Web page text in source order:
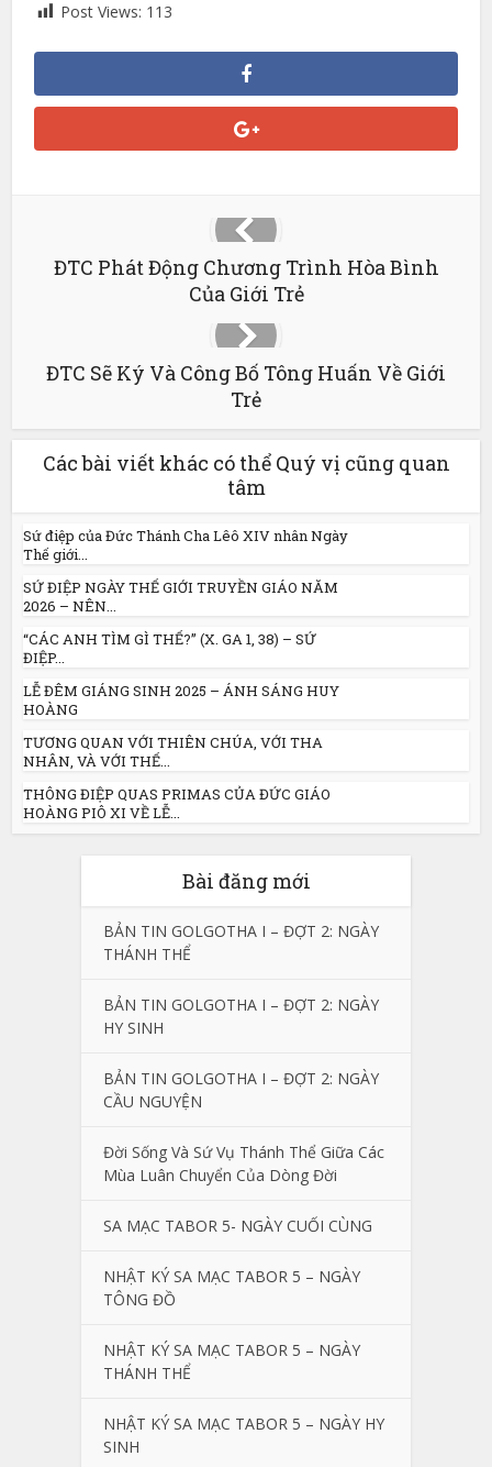
Post Views: 113
ĐTC Phát Động Chương Trình Hòa Bình
Của Giới Trẻ
ĐTC Sẽ Ký Và Công Bố Tông Huấn Về Giới
Trẻ
Các bài viết khác có thể Quý vị cũng quan
tâm
Sứ điệp của Đức Thánh Cha Lêô XIV nhân Ngày
Thế giới...
SỨ ĐIỆP NGÀY THẾ GIỚI TRUYỀN GIÁO NĂM
2026 – NÊN...
“CÁC ANH TÌM GÌ THẾ?” (X. GA 1, 38) – SỨ
ĐIỆP...
LỄ ĐÊM GIÁNG SINH 2025 – ÁNH SÁNG HUY
HOÀNG
TƯƠNG QUAN VỚI THIÊN CHÚA, VỚI THA
NHÂN, VÀ VỚI THẾ...
THÔNG ĐIỆP QUAS PRIMAS CỦA ĐỨC GIÁO
HOÀNG PIÔ XI VỀ LỄ...
Bài đăng mới
BẢN TIN GOLGOTHA I – ĐỢT 2: NGÀY
THÁNH THỂ
BẢN TIN GOLGOTHA I – ĐỢT 2: NGÀY
HY SINH
BẢN TIN GOLGOTHA I – ĐỢT 2: NGÀY
CẦU NGUYỆN
Đời Sống Và Sứ Vụ Thánh Thể Giữa Các
Mùa Luân Chuyển Của Dòng Đời
SA MẠC TABOR 5- NGÀY CUỐI CÙNG
NHẬT KÝ SA MẠC TABOR 5 – NGÀY
TÔNG ĐỒ
NHẬT KÝ SA MẠC TABOR 5 – NGÀY
THÁNH THỂ
NHẬT KÝ SA MẠC TABOR 5 – NGÀY HY
SINH